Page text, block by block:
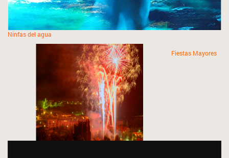
Ninfas del agua
Fiestas Mayores